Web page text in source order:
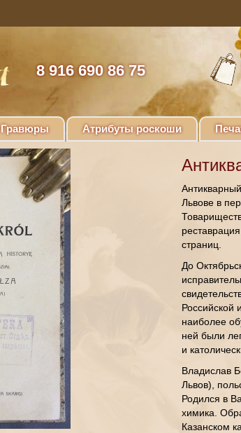
8 916 690 86 75
Гравюры Атрибуты роскоши
Львове в
страниц.
До
Российской
наиболее
ней были
и
Владислав
Львов),
Родился в
химика.
Казанском